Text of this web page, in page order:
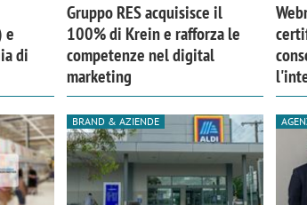
e
di
Gruppo RES acquisisce il
100% di Krein e rafforza le
competenze nel digital
marketing
BRAND & AZIENDE